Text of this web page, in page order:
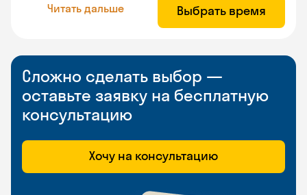
Читать дальше Выбрать время
Сложно сделать выбор —
оставьте заявку на бесплатную
консультацию
Хочу на консультацию